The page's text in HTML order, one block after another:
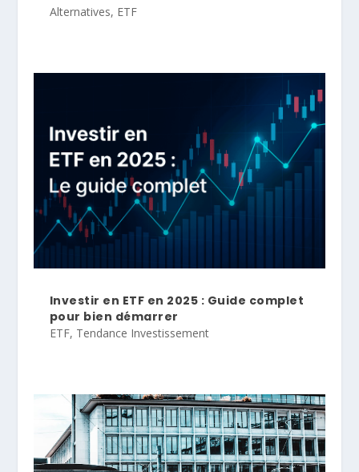
Alternatives, ETF
Investir en ETF en 2025 : Guide complet
pour bien démarrer
ETF, Tendance Investissement